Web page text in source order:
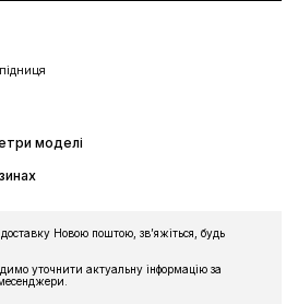
моделі
Новою поштою, звʼяжіться, будь
уточнити актуальну інформацію за
10% НА ПЕРШЕ
та отримайте доступ до знижки та